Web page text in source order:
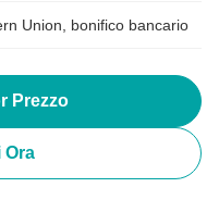
Union, bonifico bancario
Prezzo
Ora